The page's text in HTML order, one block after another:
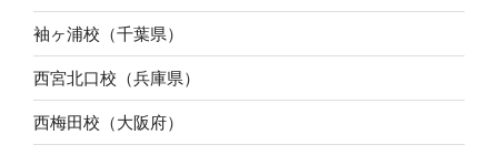
袖ヶ浦校（千葉県）
西宮北口校（兵庫県）
西梅田校（大阪府）